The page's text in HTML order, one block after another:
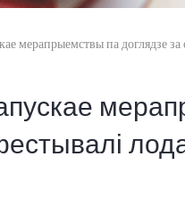
мерапрыемствы па доглядзе